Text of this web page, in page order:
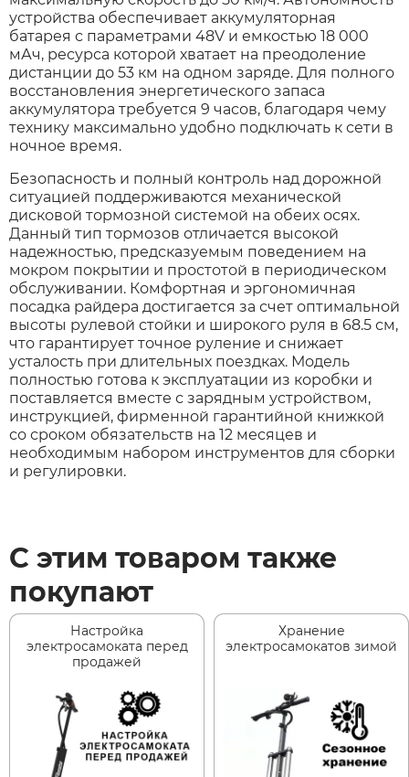
устройства обеспечивает аккумуляторная
батарея с параметрами 48V и емкостью 18 000
мАч, ресурса которой хватает на преодоление
дистанции до 53 км на одном заряде. Для полного
восстановления энергетического запаса
аккумулятора требуется 9 часов, благодаря чему
технику максимально удобно подключать к сети в
ночное время.
Безопасность и полный контроль над дорожной
ситуацией поддерживаются механической
дисковой тормозной системой на обеих осях.
Данный тип тормозов отличается высокой
надежностью, предсказуемым поведением на
мокром покрытии и простотой в периодическом
обслуживании. Комфортная и эргономичная
посадка райдера достигается за счет оптимальной
высоты рулевой стойки и широкого руля в 68.5 см,
что гарантирует точное руление и снижает
усталость при длительных поездках. Модель
полностью готова к эксплуатации из коробки и
поставляется вместе с зарядным устройством,
инструкцией, фирменной гарантийной книжкой
со сроком обязательств на 12 месяцев и
необходимым набором инструментов для сборки
и регулировки.
С этим товаром также
покупают
Настройка
электросамоката перед
продажей
Хранение
электросамокатов зимой